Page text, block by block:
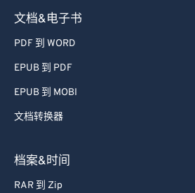
文档&电子书
PDF 到 WORD
EPUB 到 PDF
EPUB 到 MOBI
文档转换器
档案&时间
RAR 到 Zip